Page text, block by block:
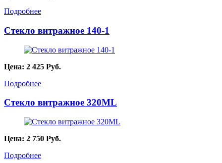
Подробнее
Стекло витражное 140-1
Цена: 2 425 Руб.
Подробнее
Стекло витражное 320ML
Цена: 2 750 Руб.
Подробнее